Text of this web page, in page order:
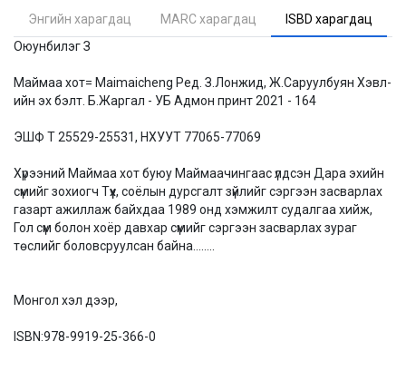
Энгийн харагдац MARC харагдац
ISBD харагдац
Оюунбилэг З
Маймаа хот= Maimaicheng Ред. З.Лонжид, Ж.Саруулбуян Хэвл-
ийн эх бэлт. Б.Жаргал - УБ Адмон принт 2021 - 164
ЭШФ Т 25529-25531, НХУУТ 77065-77069
Хүрээний Маймаа хот буюу Маймаачингаас үлдсэн Дара эхийн
сүмийг зохиогч Түүх, соёлын дурсгалт зүйлийг сэргээн засварлах
газарт ажиллаж байхдаа 1989 онд хэмжилт судалгаа хийж,
Гол сүм болон хоёр давхар сүмийг сэргээн засварлах зураг
төслийг боловсруулсан байна........
Монгол хэл дээр,
ISBN:978-9919-25-366-0